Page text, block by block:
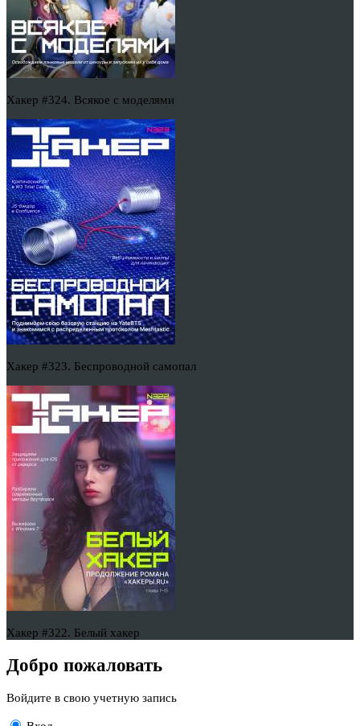
Хакер #324. Всякое с моделями
Хакер #323. Беспроводной самопал
Хакер #322. Белый хакер
Добро пожаловать
Войдите в свою учетную запись